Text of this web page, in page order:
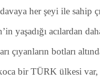
her şeyi ile sahip
yaşadığı acılardan
çıyanların botları
bir TÜRK ülkesi var,